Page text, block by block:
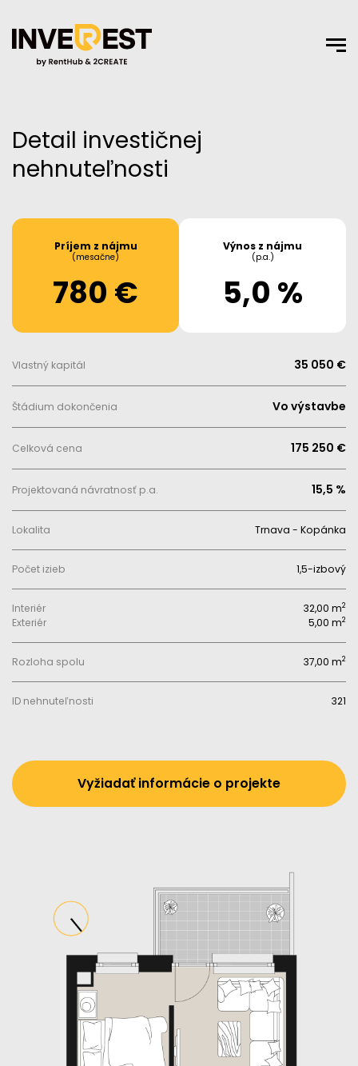
Detail investičnej
nehnuteľnosti
Príjem z nájmu
(mesačne)
780 €
Výnos z nájmu
(p.a.)
5,0 %
Vlastný kapitál 35 050 €
Štádium dokončenia Vo výstavbe
Celková cena 175 250 €
Projektovaná návratnosť p.a. 15,5 %
Lokalita Trnava - Kopánka
Počet izieb 1,5-izbový
Interiér 32,00 m2
Exteriér 5,00 m2
Rozloha spolu 37,00 m2
ID nehnuteľnosti 321
Vyžiadať informácie o projekte